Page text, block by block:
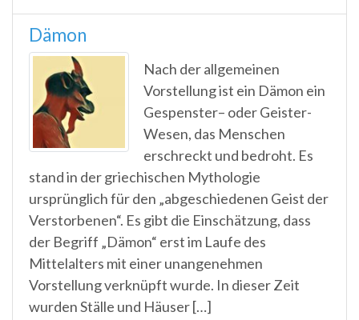
Dämon
Nach der allgemeinen
Vorstellung ist ein Dämon ein
Gespenster– oder Geister-
Wesen, das Menschen
erschreckt und bedroht. Es
stand in der griechischen Mythologie
ursprünglich für den „abgeschiedenen Geist der
Verstorbenen“. Es gibt die Einschätzung, dass
der Begriff „Dämon“ erst im Laufe des
Mittelalters mit einer unangenehmen
Vorstellung verknüpft wurde. In dieser Zeit
wurden Ställe und Häuser […]